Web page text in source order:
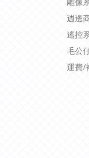
週邊
遙控
毛公
運費/